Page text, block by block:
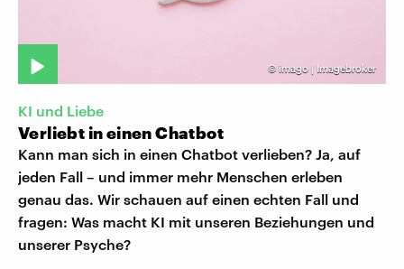
© imago | Imagebroker
KI und Liebe
Verliebt in einen Chatbot
Kann man sich in einen Chatbot verlieben? Ja, auf
jeden Fall – und immer mehr Menschen erleben
genau das. Wir schauen auf einen echten Fall und
fragen: Was macht KI mit unseren Beziehungen und
unserer Psyche?